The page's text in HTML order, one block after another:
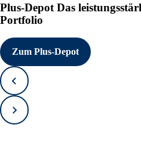
Plus-Depot Das
Portfolio
Zum Plus-Depot
Zurück
Vorwärts